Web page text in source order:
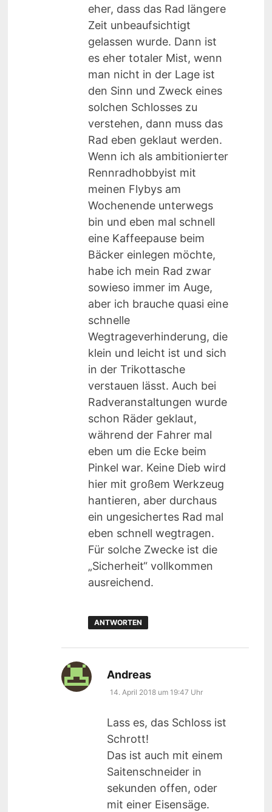
eher, dass das Rad längere
Zeit unbeaufsichtigt
gelassen wurde. Dann ist
es eher totaler Mist, wenn
man nicht in der Lage ist
den Sinn und Zweck eines
solchen Schlosses zu
verstehen, dann muss das
Rad eben geklaut werden.
Wenn ich als ambitionierter
Rennradhobbyist mit
meinen Flybys am
Wochenende unterwegs
bin und eben mal schnell
eine Kaffeepause beim
Bäcker einlegen möchte,
habe ich mein Rad zwar
sowieso immer im Auge,
aber ich brauche quasi eine
schnelle
Wegtrageverhinderung, die
klein und leicht ist und sich
in der Trikottasche
verstauen lässt. Auch bei
Radveranstaltungen wurde
schon Räder geklaut,
während der Fahrer mal
eben um die Ecke beim
Pinkel war. Keine Dieb wird
hier mit großem Werkzeug
hantieren, aber durchaus
ein ungesichertes Rad mal
eben schnell wegtragen.
Für solche Zwecke ist die
„Sicherheit“ vollkommen
ausreichend.
ANTWORTEN
Andreas
14. April 2018 um 19:47 Uhr
Lass es, das Schloss ist
Schrott!
Das ist auch mit einem
Saitenschneider in
sekunden offen, oder
mit einer Eisensäge.